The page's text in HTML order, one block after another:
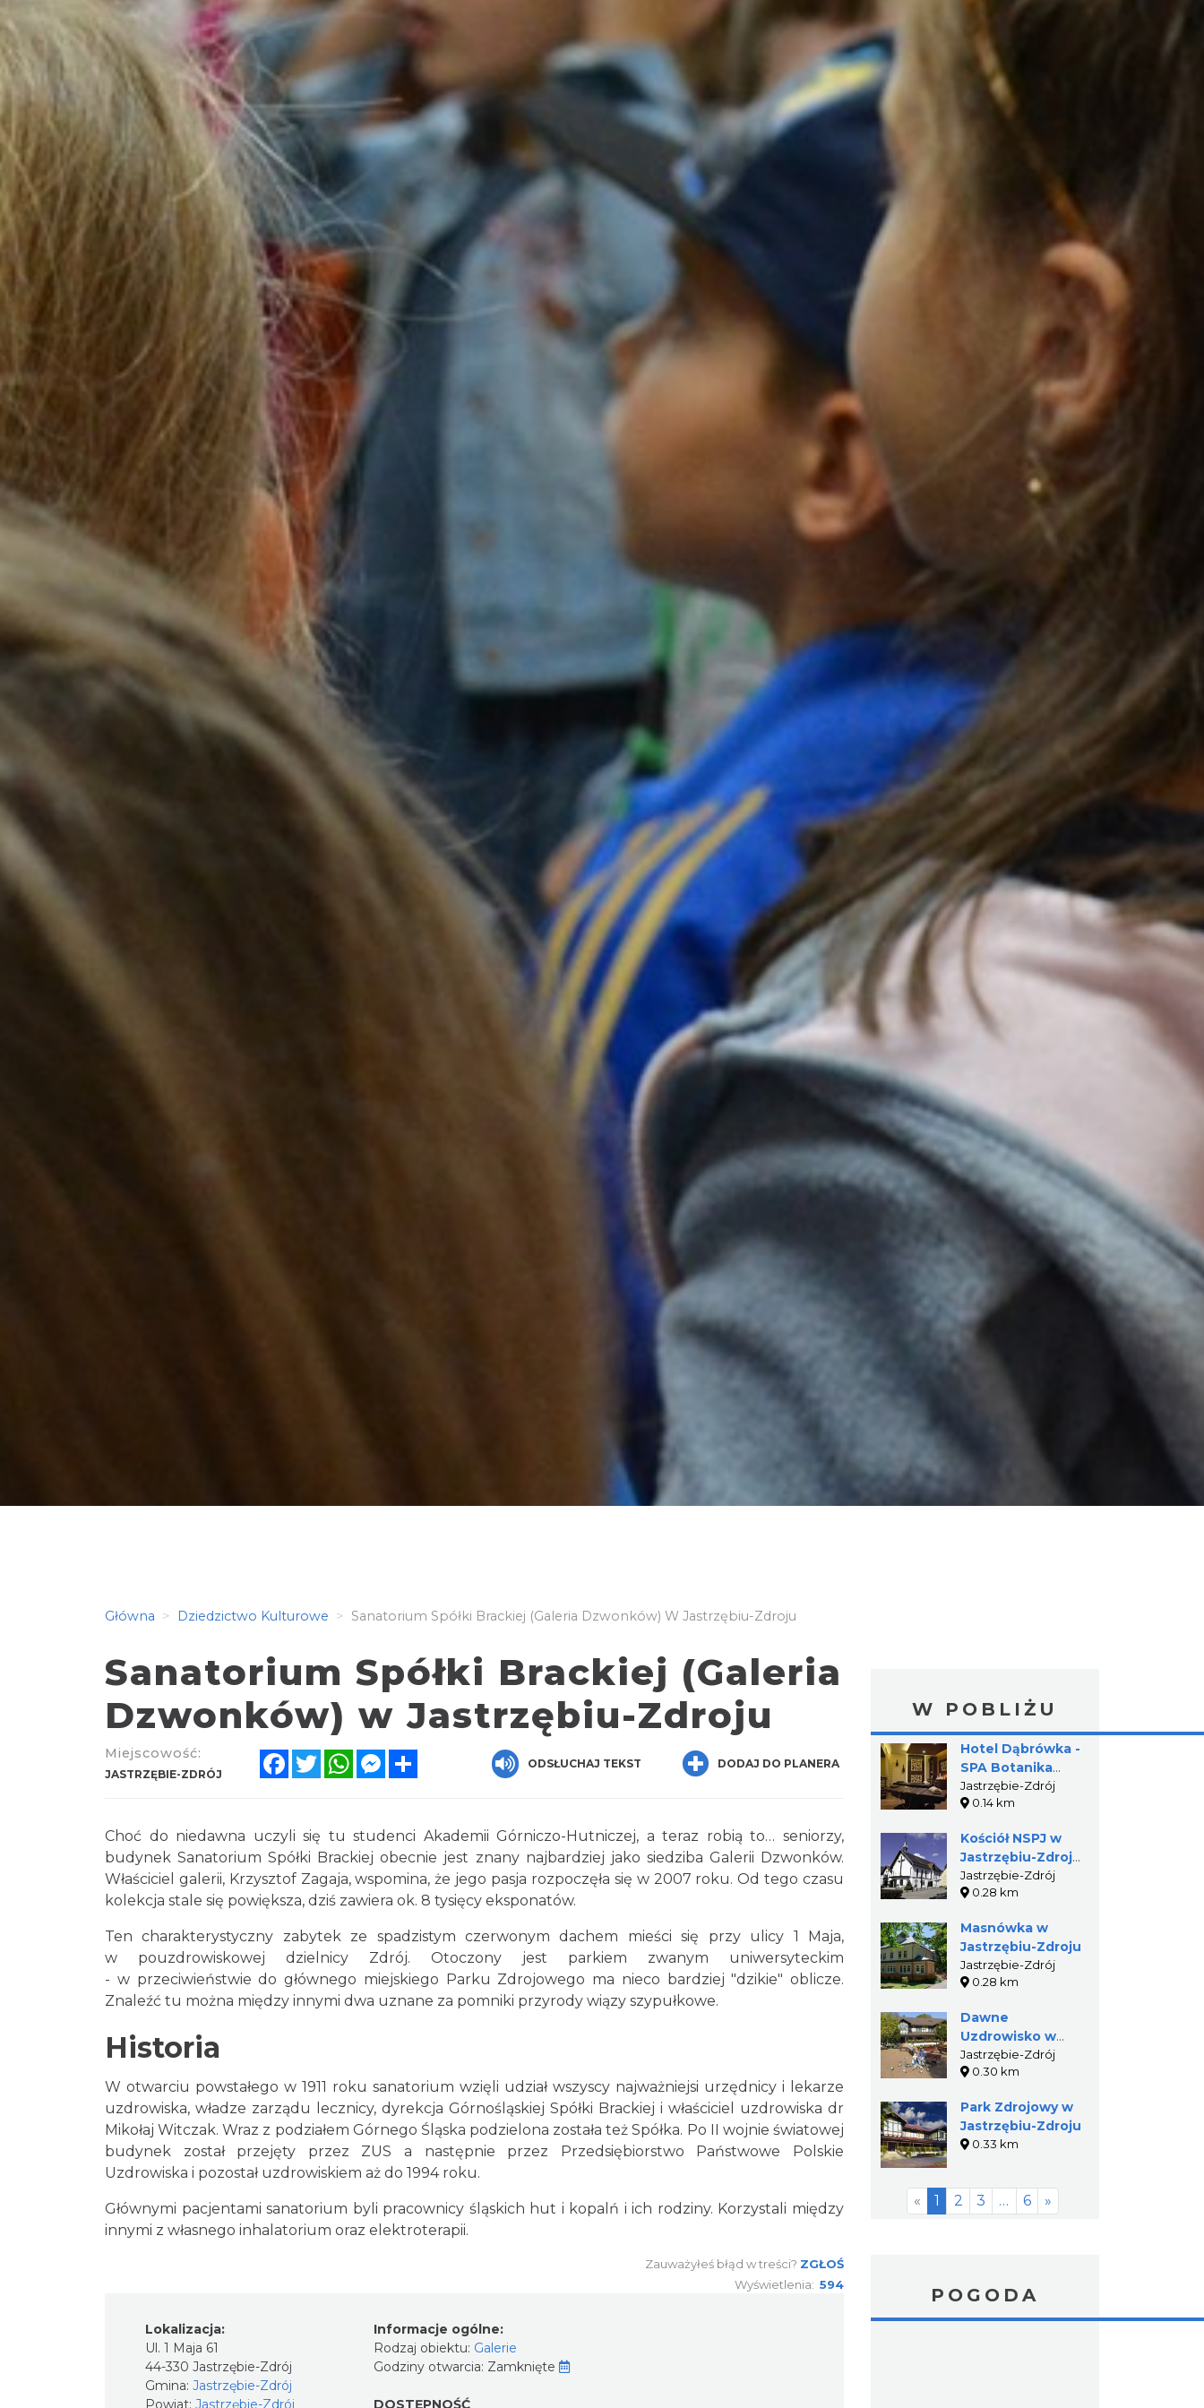
Główna Dziedzictwo Kulturowe Sanatorium Spółki Brackiej (Galeria Dzwonków) W Jastrzębiu-Zdroju
Sanatorium Spółki Brackiej (Galeria
Dzwonków) w Jastrzębiu-Zdroju
Miejscowość:
JASTRZĘBIE-ZDRÓJ
FacebookTwitterWhatsAppMessenger ODSŁUCHAJ TEKST DODAJ DO PLANERA
Choć do niedawna uczyli się tu studenci Akademii Górniczo-Hutniczej, a teraz robią to… seniorzy,
budynek Sanatorium Spółki Brackiej obecnie jest znany najbardziej jako siedziba Galerii Dzwonków.
Właściciel galerii, Krzysztof Zagaja, wspomina, że jego pasja rozpoczęła się w 2007 roku. Od tego czasu
kolekcja stale się powiększa, dziś zawiera ok. 8 tysięcy eksponatów.
Ten charakterystyczny zabytek ze spadzistym czerwonym dachem mieści się przy ulicy 1 Maja,
w pouzdrowiskowej dzielnicy Zdrój. Otoczony jest parkiem zwanym uniwersyteckim
- w przeciwieństwie do głównego miejskiego Parku Zdrojowego ma nieco bardziej "dzikie" oblicze.
Znaleźć tu można między innymi dwa uznane za pomniki przyrody wiązy szypułkowe.
Historia
W otwarciu powstałego w 1911 roku sanatorium wzięli udział wszyscy najważniejsi urzędnicy i lekarze
uzdrowiska, władze zarządu lecznicy, dyrekcja Górnośląskiej Spółki Brackiej i właściciel uzdrowiska dr
Mikołaj Witczak. Wraz z podziałem Górnego Śląska podzielona została też Spółka. Po II wojnie światowej
budynek został przejęty przez ZUS a następnie przez Przedsiębiorstwo Państwowe Polskie
Uzdrowiska i pozostał uzdrowiskiem aż do 1994 roku.
Głównymi pacjentami sanatorium byli pracownicy śląskich hut i kopalń i ich rodziny. Korzystali między
innymi z własnego inhalatorium oraz elektroterapii.
Zauważyłeś błąd w treści? ZGŁOŚ
Wyświetlenia: 594
Lokalizacja:
Ul. 1 Maja 61
44-330 Jastrzębie-Zdrój
Gmina: Jastrzębie-Zdrój
Powiat: Jastrzębie-Zdrój
Informacje ogólne:
Rodzaj obiektu: Galerie
Godziny otwarcia: Zamknięte
DOSTĘPNOŚĆ
W POBLIŻU
Hotel Dąbrówka -
SPA Botanika
Relaks & Wellness
Jastrzębie-Zdrój
0.14 km
Kościół NSPJ w
Jastrzębiu-Zdroju
(Zakład Marii)
Jastrzębie-Zdrój
0.28 km
Masnówka w
Jastrzębiu-Zdroju
Jastrzębie-Zdrój
0.28 km
Dawne
Uzdrowisko w
Jastrzębiu-Zdroju
Jastrzębie-Zdrój
0.30 km
Park Zdrojowy w
Jastrzębiu-Zdroju
0.33 km
« 1 2 3 … 6 »
POGODA